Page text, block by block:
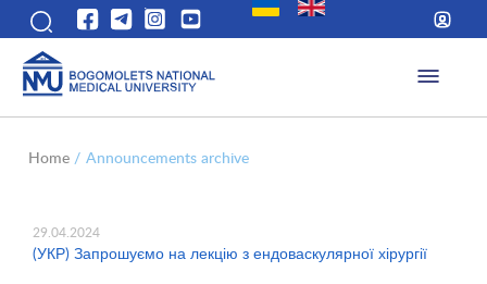
Home / Announcements archive
29.04.2024
(УКР) Запрошуємо на лекцію з ендоваскулярної хірургії